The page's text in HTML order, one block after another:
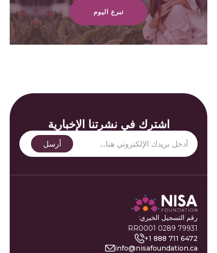
تبرع اليوم
اشترك في نشرتنا الإخبارية
رقم التسجيل الخيري:
79931 0289 RR0001
+1 888 711 6472
info@nisafoundation.ca